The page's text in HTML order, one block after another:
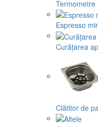
Termometre
Espresso
Curățarea
Clătitor de